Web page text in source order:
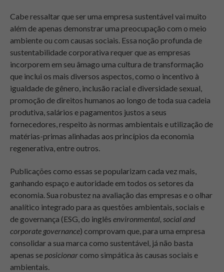
Cabe ressaltar que ser uma empresa sustentável vai muito
além de apenas demonstrar uma preocupação com o meio
ambiente ou com causas sociais. Essa noção profunda de
sustentabilidade corporativa requer que as empresas
incorporem em seu âmago uma cultura de transformação
que inclui os mais diversos aspectos, como o incentivo à
igualdade de gênero, inclusão racial e diversidade sexual,
promoção de direitos humanos ao longo de toda sua cadeia
produtiva, salários e pagamentos justos a seus
fornecedores, respeito às normas ambientais e utilização de
matérias-primas alinhadas aos princípios da economia
regenerativa, entre outros.
Publicações como essas se popularizam cada vez mais,
ganhando espaço e autoridade em todos os setores da
economia. Sua robustez na avaliação das empresas e o olhar
analítico integrado para as questões ambientais, sociais e
de governança (ESG, do inglês environmental, social and
corporate governance) comprovam que, para uma empresa
consolidar a sua marca como sustentável, já não basta
apenas se posicionarcomo simpática às causas sociais e
ambientais.